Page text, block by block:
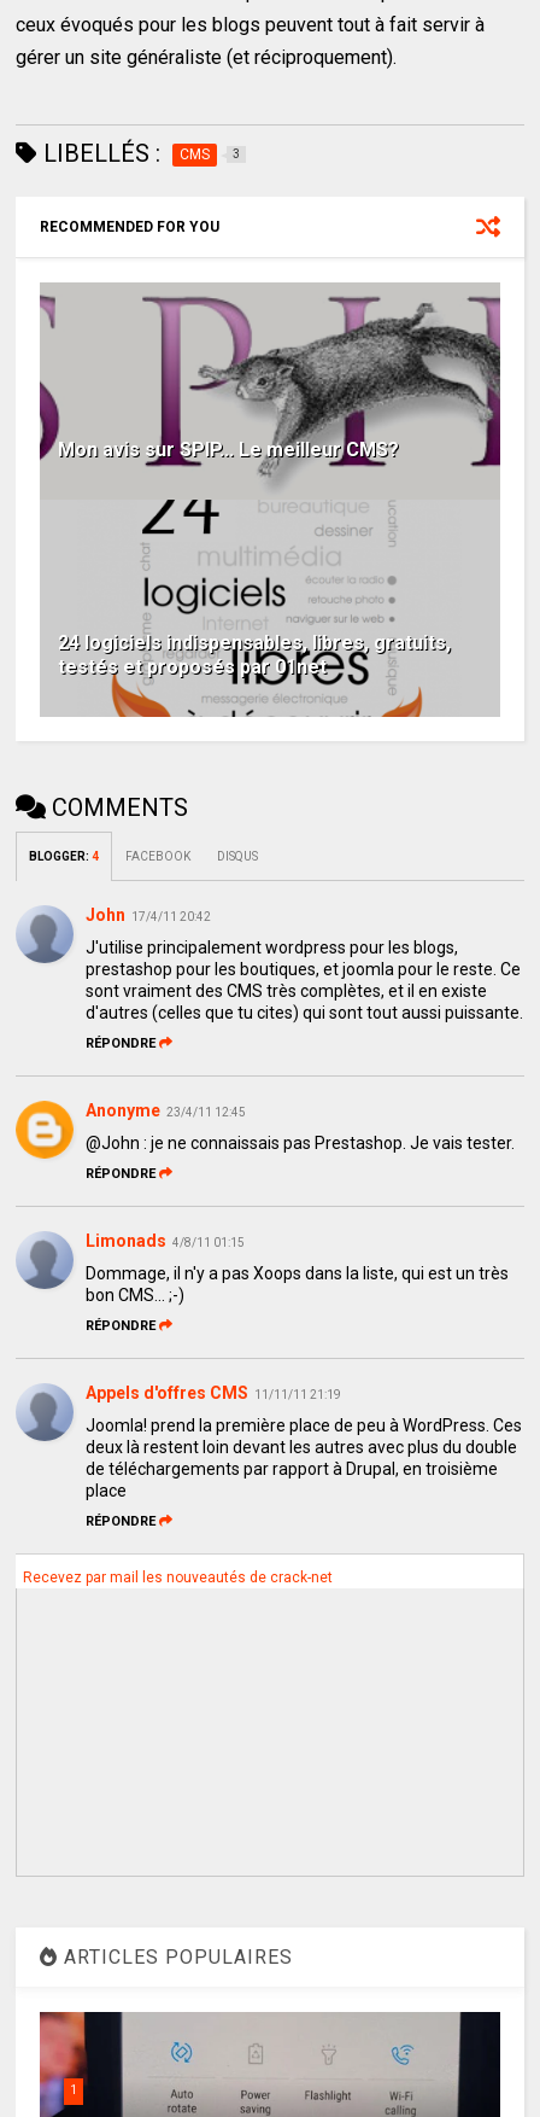
ceux évoqués pour les blogs peuvent tout à fait servir à
gérer un site généraliste (et réciproquement).
LIBELLÉS : CMS 3
RECOMMENDED FOR YOU
Mon avis sur SPIP... Le meilleur CMS?
24 logiciels indispensables, libres, gratuits,
testés et proposés par 01net
COMMENTS
BLOGGER:4 FACEBOOK DISQUS
John 17/4/11 20:42
J'utilise principalement wordpress pour les blogs,
prestashop pour les boutiques, et joomla pour le reste. Ce
sont vraiment des CMS très complètes, et il en existe
d'autres (celles que tu cites) qui sont tout aussi puissante.
RÉPONDRE
Anonyme 23/4/11 12:45
@John : je ne connaissais pas Prestashop. Je vais tester.
RÉPONDRE
Limonads 4/8/11 01:15
Dommage, il n'y a pas Xoops dans la liste, qui est un très
bon CMS... ;-)
RÉPONDRE
Appels d'offres CMS 11/11/11 21:19
Joomla! prend la première place de peu à WordPress. Ces
deux là restent loin devant les autres avec plus du double
de téléchargements par rapport à Drupal, en troisième
place
RÉPONDRE
Recevez par mail les nouveautés de crack-net
ARTICLES POPULAIRES
1